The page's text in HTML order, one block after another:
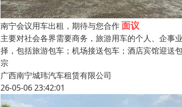
南宁会议用车出租，期待与您合作面议
主要对社会各界需要商务，旅游用车的个人、企事
择，包括旅游包车；机场接送包车；酒店宾馆迎送
宗
广西南宁城玮汽车租赁有限公司
26-05-06 23:42:01